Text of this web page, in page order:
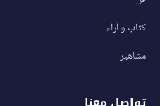
كتاب و آراء
مشاهير